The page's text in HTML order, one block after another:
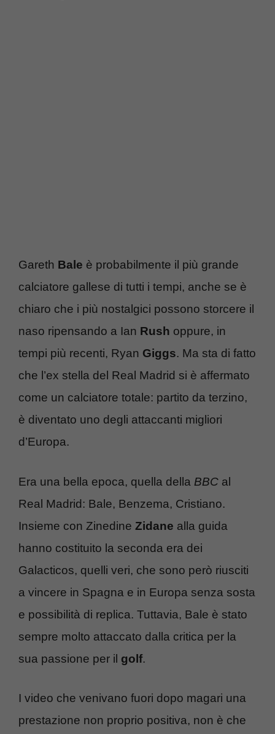
Gareth Bale è probabilmente il più grande
calciatore gallese di tutti i tempi, anche se è
chiaro che i più nostalgici possono storcere il
naso ripensando a Ian Rush oppure, in
tempi più recenti, Ryan Giggs. Ma sta di fatto
che l’ex stella del Real Madrid si è affermato
come un calciatore totale: partito da terzino,
è diventato uno degli attaccanti migliori
d’Europa.
Era una bella epoca, quella della BBC al
Real Madrid: Bale, Benzema, Cristiano.
Insieme con Zinedine Zidane alla guida
hanno costituito la seconda era dei
Galacticos, quelli veri, che sono però riusciti
a vincere in Spagna e in Europa senza sosta
e possibilità di replica. Tuttavia, Bale è stato
sempre molto attaccato dalla critica per la
sua passione per il golf.
I video che venivano fuori dopo magari una
prestazione non proprio positiva, non è che